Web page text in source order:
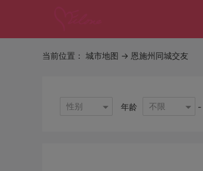
当前位置： 城市地图 -> 恩施州同城交友
性别 年龄 不限 -